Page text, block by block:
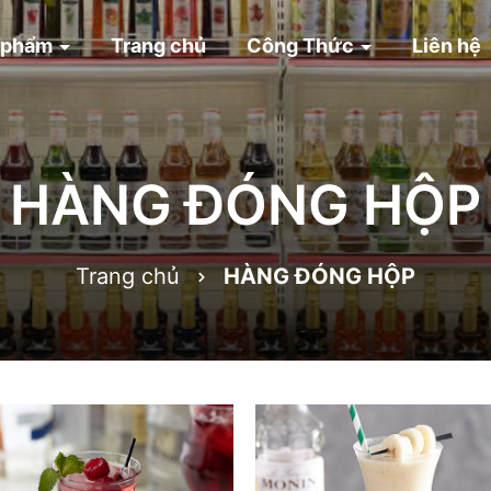
Trang chủ Công Thức Liên hệ
HÀNG ĐÓNG HỘP
Trang chủ HÀNG ĐÓNG HỘP